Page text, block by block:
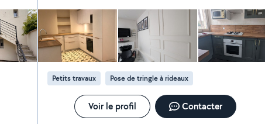
amélioration. Merci pour le travail soigné, toujours souriante et
poli. Je recommande
Petits travaux Pose de tringle à rideaux
Voir le profil Contacter